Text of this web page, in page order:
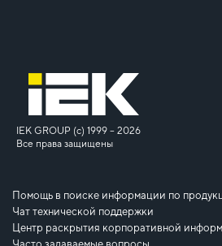
IEK GROUP (c) 1999 – 2026
Все права защищены
Помощь в поиске информации по
Чат технической поддержки
Центр раскрытия корпоративной